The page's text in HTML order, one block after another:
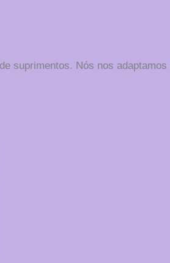
suprimentos. Nós nos